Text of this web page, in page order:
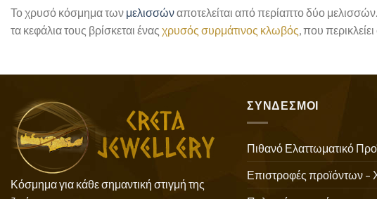
Το χρυσό κόσμημα των μελισσώναποτελείται από περίαπτο δύο
τα κεφάλια τους βρίσκεται ένας χρυσός συρμάτινος κλωβός, που
Κόσμημα για κάθε σημαντική στιγμή της
ΣΥΝΔΕΣΜΟΙ
Πιθανό Ελαττωματικό
Επιστροφές προϊόντων